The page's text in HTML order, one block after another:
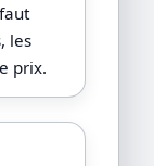
les
prix.